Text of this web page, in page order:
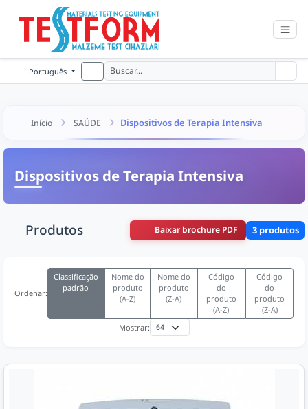
Português
Início SAÚDE Dispositivos de Terapia Intensiva
Dispositivos de Terapia Intensiva
Produtos Baixar brochure PDF 3 produtos
Ordenar:
Classificação
padrão
Nome do
produto
(A-Z)
Nome do
produto
(Z-A)
Código
do
produto
(A-Z)
Código
do
produto
(Z-A)
Mostrar: